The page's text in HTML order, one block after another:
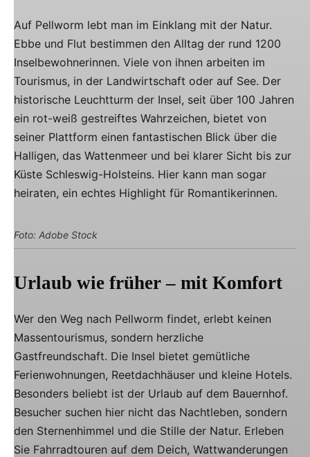
Auf Pellworm lebt man im Einklang mit der Natur.
Ebbe und Flut bestimmen den Alltag der rund 1200
Inselbewohnerinnen. Viele von ihnen arbeiten im
Tourismus, in der Landwirtschaft oder auf See. Der
historische Leuchtturm der Insel, seit über 100 Jahren
ein rot-weiß gestreiftes Wahrzeichen, bietet von
seiner Plattform einen fantastischen Blick über die
Halligen, das Wattenmeer und bei klarer Sicht bis zur
Küste Schleswig-Holsteins. Hier kann man sogar
heiraten, ein echtes Highlight für Romantikerinnen.
Foto: Adobe Stock
Urlaub wie früher – mit Komfort
Wer den Weg nach Pellworm findet, erlebt keinen
Massentourismus, sondern herzliche
Gastfreundschaft. Die Insel bietet gemütliche
Ferienwohnungen, Reetdachhäuser und kleine Hotels.
Besonders beliebt ist der Urlaub auf dem Bauernhof.
Besucher suchen hier nicht das Nachtleben, sondern
den Sternenhimmel und die Stille der Natur. Erleben
Sie Fahrradtouren auf dem Deich, Wattwanderungen